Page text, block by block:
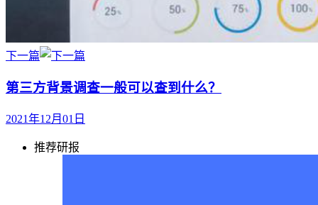
下一篇
第三方背景调查一般可以查到什么？
2021年12月01日
推荐研报